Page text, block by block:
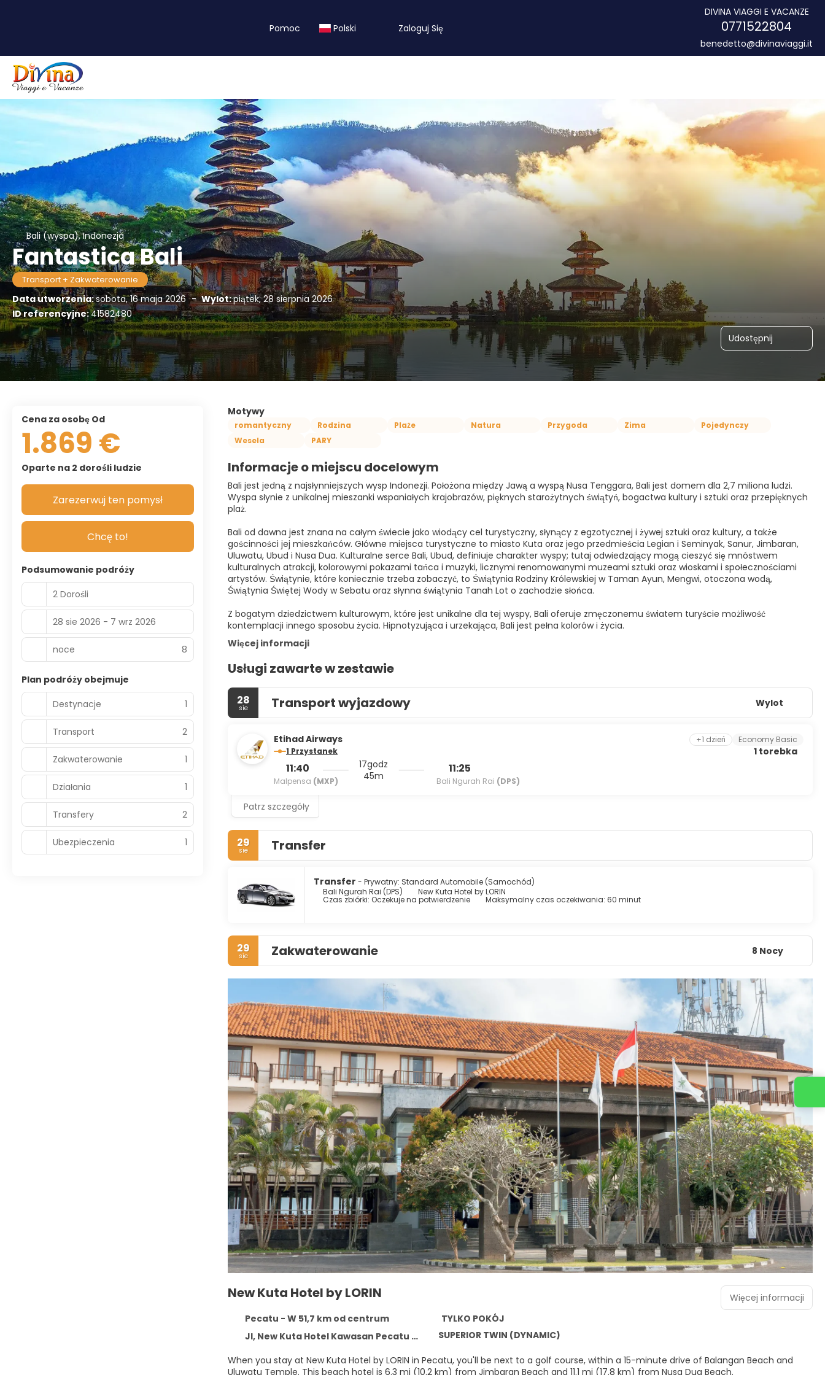
Pomoc Polski Zaloguj Się
DIVINA VIAGGI E VACANZE
0771522804
benedetto@divinaviaggi.it
Bali (wyspa), Indonezja
Fantastica Bali
Transport + Zakwaterowanie
Data utworzenia:sobota, 16 maja 2026 - Wylot:piątek, 28 sierpnia 2026
ID referencyjne:41582480
Udostępnij
Motywy
romantyczny Rodzina Plaże Natura Przygoda Zima
Pojedynczy
Wesela
PARY
Informacje o miejscu docelowym
Bali jest jedną z najsłynniejszych wysp Indonezji. Położona między Jawą a wyspą Nusa Tenggara, Bali jest domem dla 2,7 miliona ludzi.
Wyspa słynie z unikalnej mieszanki wspaniałych krajobrazów, pięknych starożytnych świątyń, bogactwa kultury i sztuki oraz przepięknych
plaż.
Bali od dawna jest znana na całym świecie jako wiodący cel turystyczny, słynący z egzotycznej i żywej sztuki oraz kultury, a także
gościnności jej mieszkańców. Główne miejsca turystyczne to miasto Kuta oraz jego przedmieścia Legian i Seminyak, Sanur, Jimbaran,
Uluwatu, Ubud i Nusa Dua. Kulturalne serce Bali, Ubud, definiuje charakter wyspy; tutaj odwiedzający mogą cieszyć się mnóstwem
kulturalnych atrakcji, kolorowymi pokazami tańca i muzyki, licznymi renomowanymi muzeami sztuki oraz wioskami i społecznościami
artystów. Świątynie, które koniecznie trzeba zobaczyć, to Świątynia Rodziny Królewskiej w Taman Ayun, Mengwi, otoczona wodą,
Świątynia Świętej Wody w Sebatu oraz słynna świątynia Tanah Lot o zachodzie słońca.
Z bogatym dziedzictwem kulturowym, które jest unikalne dla tej wyspy, Bali oferuje zmęczonemu światem turyście możliwość
kontemplacji innego sposobu życia. Hipnotyzująca i urzekająca, Bali jest pełna kolorów i życia.
Więcej informacji
Usługi zawarte w zestawie
28
sie Transport wyjazdowy Wylot
Etihad Airways
1 Przystanek
11:40
Malpensa (MXP)
17godz
45m
11:25
Bali Ngurah Rai (DPS)
+1 dzień Economy Basic
1 torebka
Patrz szczegóły
29
sie Transfer
Transfer - Prywatny: Standard Automobile (Samochód)
Bali Ngurah Rai (DPS)
New Kuta Hotel by LORIN
Czas zbiórki: Oczekuje na potwierdzenie Maksymalny czas oczekiwania: 60 minut
29
sie Zakwaterowanie 8 Nocy
New Kuta Hotel by LORIN
Pecatu - W 51,7 km od centrum
TYLKO POKÓJ
Jl, New Kuta Hotel Kawasan Pecatu Indah Resort Pecatu, Pecatu 80364
SUPERIOR TWIN (DYNAMIC)
When you stay at New Kuta Hotel by LORIN in Pecatu, you'll be next to a golf course, within a 15-minute drive of Balangan Beach and
Uluwatu Temple. This beach hotel is 6.3 mi (10.2 km) from Jimbaran Beach and 11.1 mi (17.8 km) from Nusa Dua Beach.
Więcej informacji
Cena za osobę Od
1.869 €
Oparte na 2 dorośli ludzie
Zarezerwuj ten pomysł
Chcę to!
Podsumowanie podróży
2 Dorośli
28 sie 2026 - 7 wrz 2026
noce 8
Plan podróży obejmuje
Destynacje
1
Transport 2
Zakwaterowanie 1
Działania 1
Transfery 2
Ubezpieczenia 1
Skontaktuj się z nami